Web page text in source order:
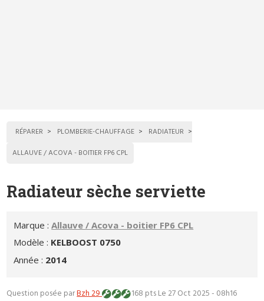
RÉPARER PLOMBERIE-CHAUFFAGE
RADIATEUR
ALLAUVE / ACOVA - BOITIER FP6 CPL
Radiateur sèche serviette
Marque :Allauve / Acova - boitier FP6 CPL
Modèle : KELBOOST 0750
Année : 2014
Question posée parBzh 29 168 ptsLe 27 Oct 2025 - 08h16